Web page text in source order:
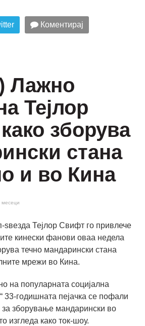
Коментирај
Лажно
Тејлор
зборува
стана
и во Кина
месеци
ѕвезда Тејлор Свифт го привлече
кинески фанови оваа недела
течно мандарински стана
мрежи во Кина.
на популарната социјална
33-годишната пејачка се пофали
зборување мандарински во
изгледа како ток-шоу.